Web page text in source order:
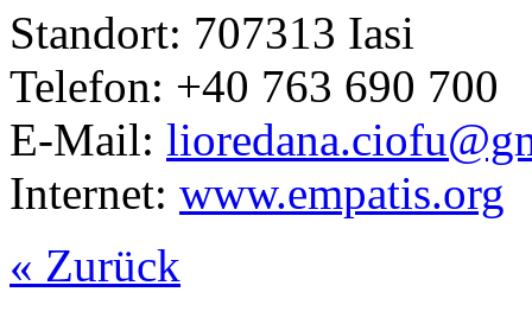
Standort: 707313 Iasi
Telefon: +40 763 690 700
E-Mail:
Internet: www.empatis.org
« Zurück